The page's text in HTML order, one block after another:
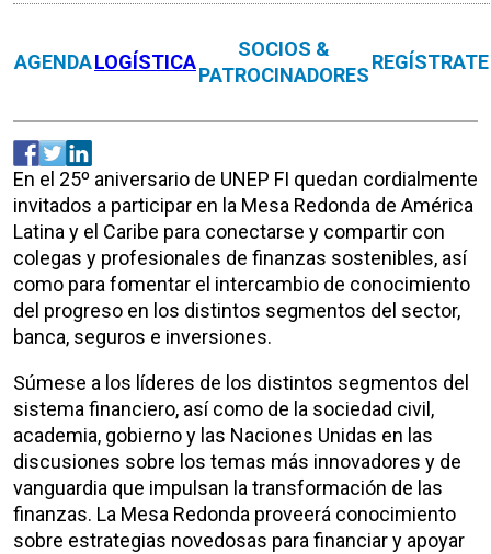
AGENDALOGÍSTICA
SOCIOS &
PATROCINADORES
REGÍSTRATE
En el 25º aniversario de UNEP FI quedan cordialmente
invitados a participar en la Mesa Redonda de América
Latina y el Caribe para conectarse y compartir con
colegas y profesionales de finanzas sostenibles, así
como para fomentar el intercambio de conocimiento
del progreso en los distintos segmentos del sector,
banca, seguros e inversiones.
Súmese a los líderes de los distintos segmentos del
sistema financiero, así como de la sociedad civil,
academia, gobierno y las Naciones Unidas en las
discusiones sobre los temas más innovadores y de
vanguardia que impulsan la transformación de las
finanzas. La Mesa Redonda proveerá conocimiento
sobre estrategias novedosas para financiar y apoyar